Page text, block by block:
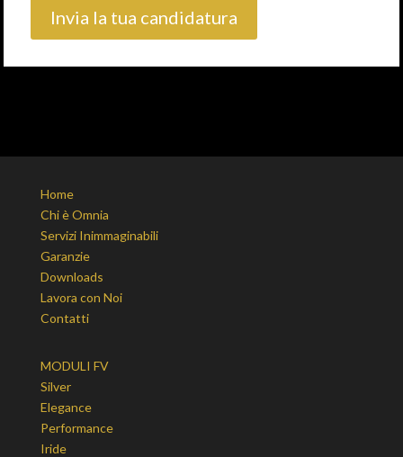
Home
Chi è Omnia
Servizi Inimmaginabili
Garanzie
Downloads
Lavora con Noi
Contatti
MODULI FV
Silver
Elegance
Performance
Iride